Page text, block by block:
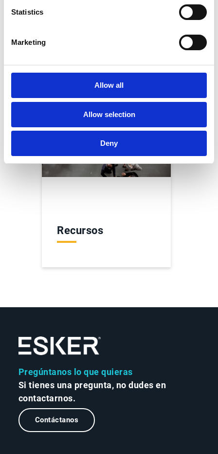
Statistics
Marketing
Allow all
Allow selection
Deny
Recursos
Pregúntanos lo que quieras
Si tienes una pregunta, no dudes en
contactarnos.
Contáctanos